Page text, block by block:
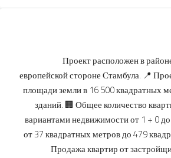
Проект расположен в
европейской стороне Стамбула. 📍
площади земли в 16 500 квадратных
зданий. 🏢 Общее количество
вариантами недвижимости от 1 + 0
от 37 квадратных метров до 479
Продажа квартир от